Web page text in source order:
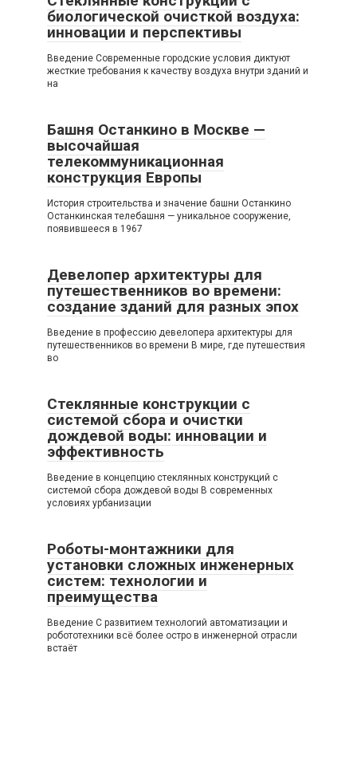
биологической очисткой воздуха:
инновации и перспективы
Введение Современные городские условия диктуют
жесткие требования к качеству воздуха внутри зданий и
на
Башня Останкино в Москве —
высочайшая
телекоммуникационная
конструкция Европы
История строительства и значение башни Останкино
Останкинская телебашня — уникальное сооружение,
появившееся в 1967
Девелопер архитектуры для
путешественников во времени:
создание зданий для разных эпох
Введение в профессию девелопера архитектуры для
путешественников во времени В мире, где путешествия
во
Стеклянные конструкции с
системой сбора и очистки
дождевой воды: инновации и
эффективность
Введение в концепцию стеклянных конструкций с
системой сбора дождевой воды В современных
условиях урбанизации
Роботы-монтажники для
установки сложных инженерных
систем: технологии и
преимущества
Введение С развитием технологий автоматизации и
робототехники всё более остро в инженерной отрасли
встаёт